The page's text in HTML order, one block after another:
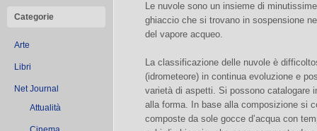
Categorie
Arte
Libri
Net Journal
Attualità
Le nuvole sono un insieme di
ghiaccio che si trovano in sospensione
del vapore acqueo.
La classificazione delle nuvole è
(idrometeore) in continua evoluzione e
varietà di aspetti. Si possono catalogare
alla forma. In base alla composizione si
composte da sole gocce d’acqua con